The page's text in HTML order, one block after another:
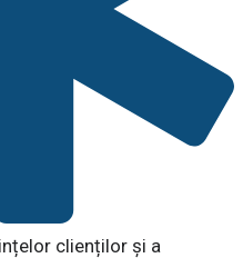
clienților și a